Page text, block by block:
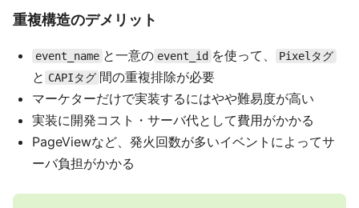
重複構造のデメリット
event_name と一意の event_id を使って、 Pixelタグ
と CAPIタグ 間の重複排除が必要
マーケターだけで実装するにはやや難易度が高い
実装に開発コスト・サーバ代として費用がかかる
PageViewなど、発火回数が多いイベントによってサ
ーバ負担がかかる